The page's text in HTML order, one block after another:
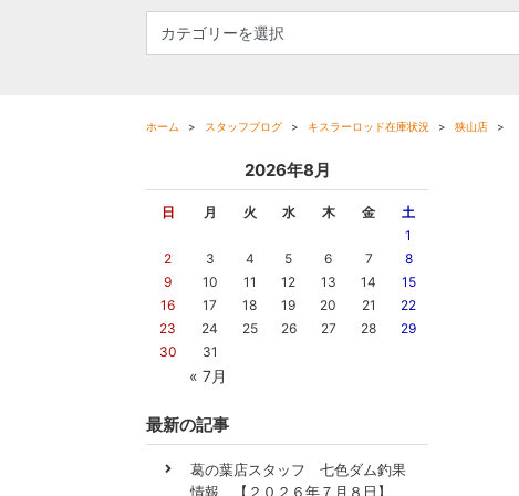
ホーム スタッフブログ キスラーロッド在庫状況 狭山店
2026年8月
日 月 火 水 木 金 土
« 7月
1
2
3 4 5 6 7
8
9
10 11 12 13 14
15
16
17 18 19 20 21
22
23
24 25 26 27 28
29
30
31
最新の記事
葛の葉店スタッフ 七色ダム釣果
情報 【２０２６年７月８日】